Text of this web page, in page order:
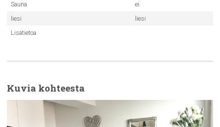
Sauna
ei
liesi
liesi
Lisätietoa
Kuvia kohteesta